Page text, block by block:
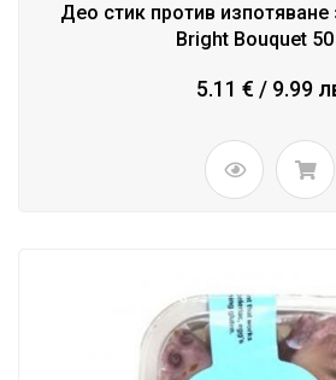
Део стик против изпотяване
Bright Bouquet
5.11 € / 9.99